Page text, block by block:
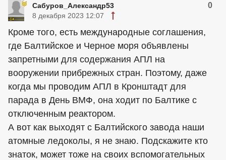
Сабуров_Александр53 0
8 декабря 2023 12:07
Кроме того, есть международные соглашения,
где Балтийское и Черное моря объявлены
запретными для содержания АПЛ на
вооружении прибрежных стран. Поэтому, даже
когда мы проводим АПЛ в Кронштадт для
парада в День ВМФ, она ходит по Балтике с
отключенным реактором.
А вот как выходят с Балтийского завода наши
атомные ледоколы, я не знаю. Подскажите кто
знаток, может тоже на своих вспомогательных